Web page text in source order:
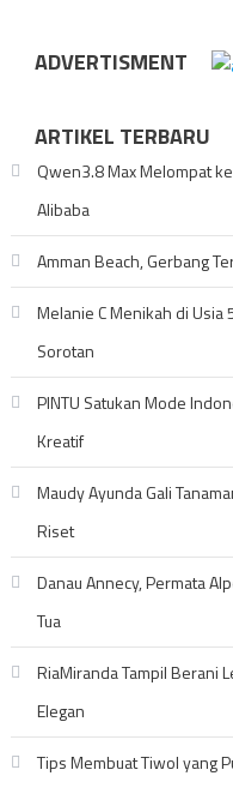
ADVERTISMENT
ARTIKEL TERBARU
Qwen3.8 Max Melompat
Alibaba
Amman Beach, Gerbang
Melanie C Menikah di Usia
Sorotan
PINTU Satukan Mode
Kreatif
Maudy Ayunda Gali
Riset
Danau Annecy, Permata
Tua
RiaMiranda Tampil Berani
Elegan
Tips Membuat Tiwol yang